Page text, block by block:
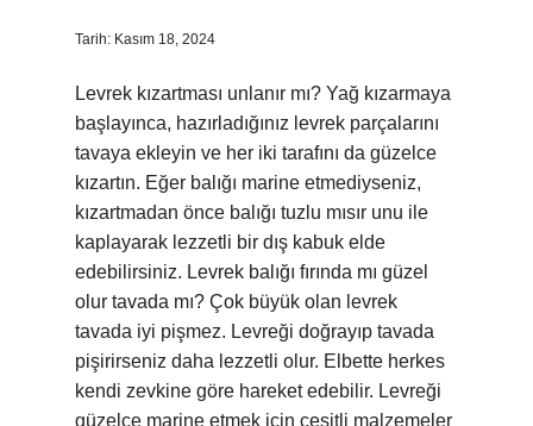
Tarih: Kasım 18, 2024
Levrek kızartması unlanır mı? Yağ kızarmaya
başlayınca, hazırladığınız levrek parçalarını
tavaya ekleyin ve her iki tarafını da güzelce
kızartın. Eğer balığı marine etmediyseniz,
kızartmadan önce balığı tuzlu mısır unu ile
kaplayarak lezzetli bir dış kabuk elde
edebilirsiniz. Levrek balığı fırında mı güzel
olur tavada mı? Çok büyük olan levrek
tavada iyi pişmez. Levreği doğrayıp tavada
pişirirseniz daha lezzetli olur. Elbette herkes
kendi zevkine göre hareket edebilir. Levreği
güzelce marine etmek için çeşitli malzemeler